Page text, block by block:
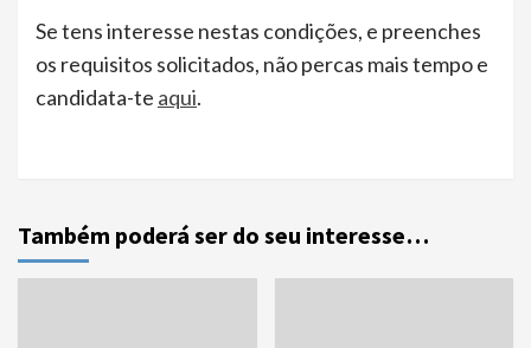
Se tens interesse nestas condições, e preenches
os requisitos solicitados, não percas mais tempo e
candidata-te aqui.
Também poderá ser do seu interesse…